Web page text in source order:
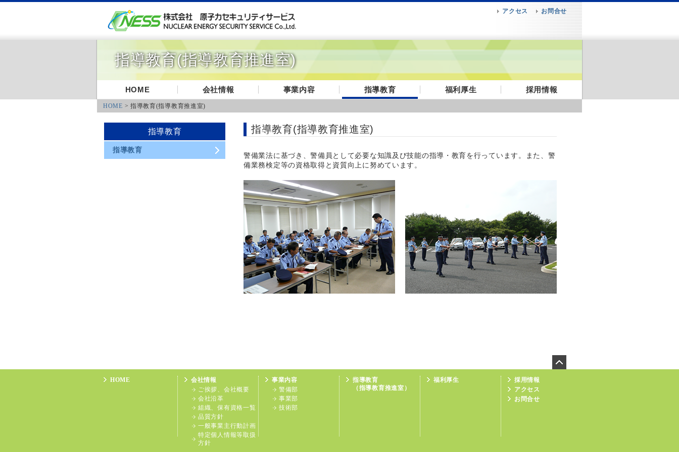
お問合せ
アクセス
指導教育(指導教育推進室)
HOME 会社情報 事業内容 指導教育 福利厚生 採用情報
HOME > 指導教育(指導教育推進室)
指導教育
指導教育
指導教育(指導教育推進室)
警備業法に基づき、警備員として必要な知識及び技能の指導・教育を行っています。また、警
備業務検定等の資格取得と資質向上に努めています。
HOME
会社情報
ご挨拶、会社概要
会社沿革
組織、保有資格一覧
品質方針
一般事業主行動計画
特定個人情報等取扱
方針
事業内容
警備部
事業部
技術部
指導教育
（指導教育推進室）
福利厚生
採用情報
アクセス
お問合せ